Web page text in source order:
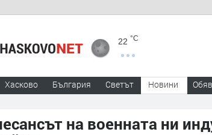
22 °C
Хасково България Светът Новини
на военната ни